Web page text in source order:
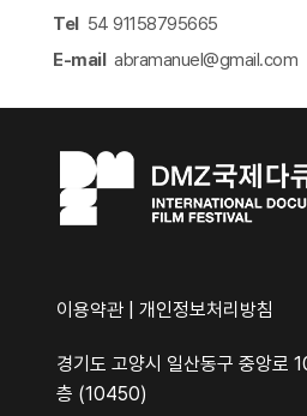
Tel54 91158795665
E-mailabramanuel@gmail.com​
이용약관 개인정보처리방침
경기도 고양시 일산동구 중앙로
층 (10450)